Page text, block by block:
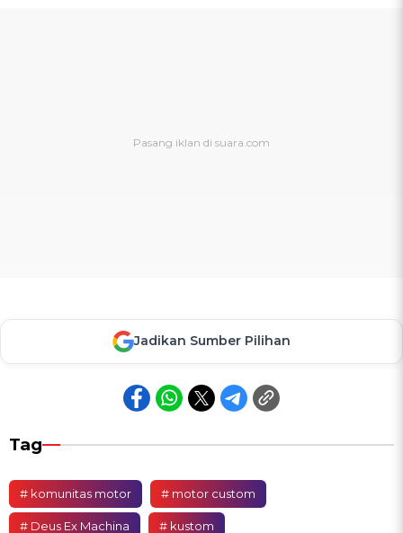
Jadikan Sumber Pilihan
Tag
# komunitas motor # motor custom
# Deus Ex Machina # kustom